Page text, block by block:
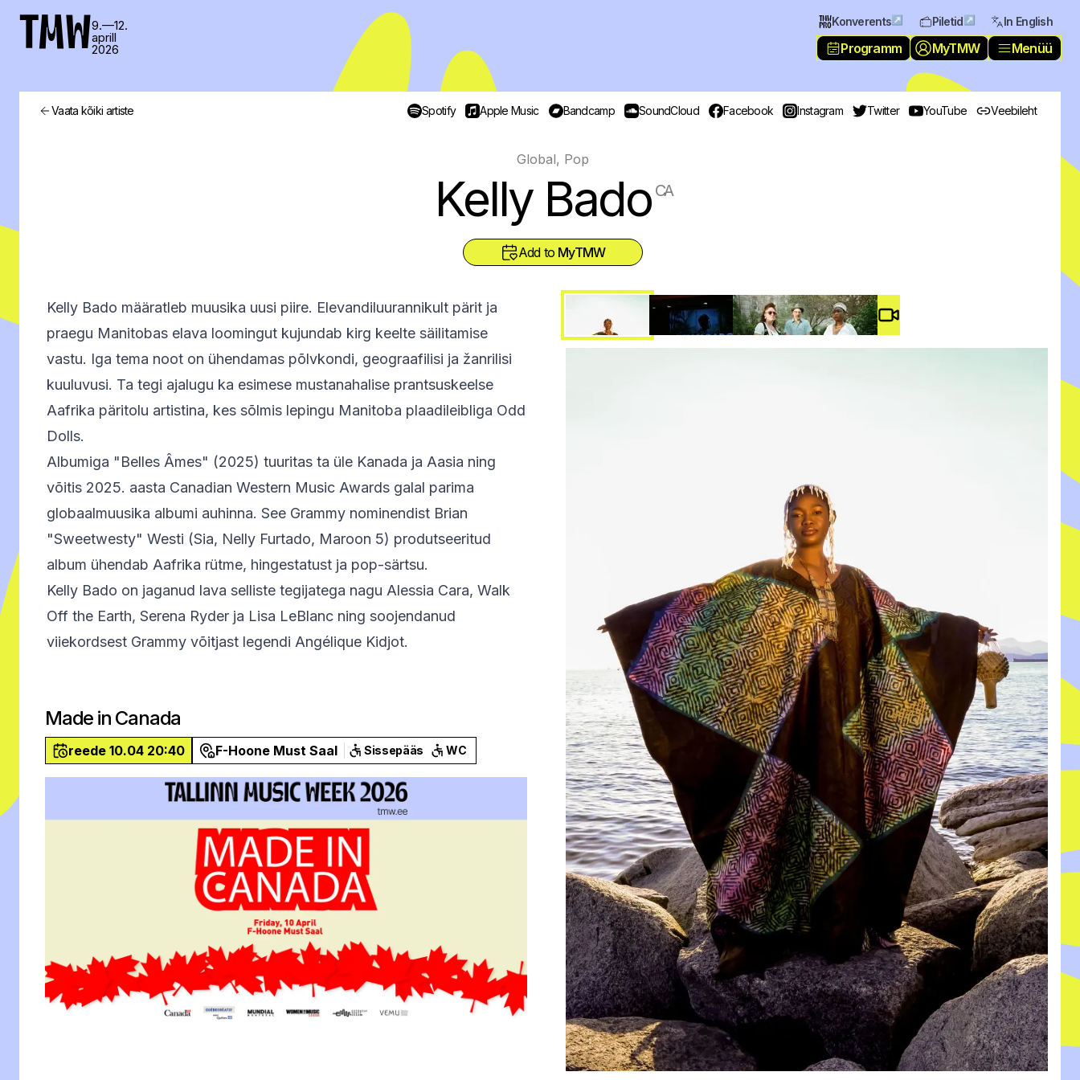
TMW9.—12.
aprill
2026
Konverents ↗ Piletid ↗ In English
Programm MyTMW Menüü
Vaata kõiki artiste Spotify Apple Music Bandcamp SoundCloud Facebook Instagram Twitter YouTube Veebileht
Global, Pop
Kelly Bado CA
Add to MyTMW
Kelly Bado määratleb muusika uusi piire. Elevandiluurannikult pärit ja
praegu Manitobas elava loomingut kujundab kirg keelte säilitamise
vastu. Iga tema noot on ühendamas põlvkondi, geograafilisi ja žanrilisi
kuuluvusi. Ta tegi ajalugu ka esimese mustanahalise prantsuskeelse
Aafrika päritolu artistina, kes sõlmis lepingu Manitoba plaadileibliga Odd
Dolls.
Albumiga "Belles Âmes" (2025) tuuritas ta üle Kanada ja Aasia ning
võitis 2025. aasta Canadian Western Music Awards galal parima
globaalmuusika albumi auhinna. See Grammy nominendist Brian
"Sweetwesty" Westi (Sia, Nelly Furtado, Maroon 5) produtseeritud
album ühendab Aafrika rütme, hingestatust ja pop-särtsu.
Kelly Bado on jaganud lava selliste tegijatega nagu Alessia Cara, Walk
Off the Earth, Serena Ryder ja Lisa LeBlanc ning soojendanud
viiekordsest Grammy võitjast legendi Angélique Kidjot.
Made in Canada
reede 10.04 20:40 F-Hoone Must Saal Sissepääs WC
Video #